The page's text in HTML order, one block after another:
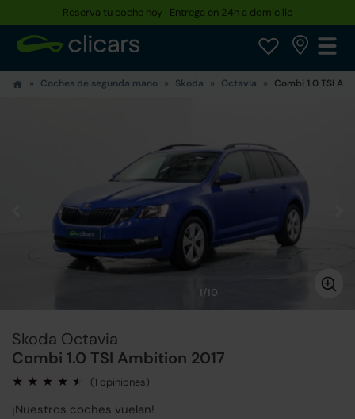
Reserva tu coche hoy · Entrega en 24h a domicilio
Coches de segunda mano Skoda Octavia Combi 1.0 TSI
1/10
Skoda Octavia
Combi 1.0 TSI Ambition 2017
(1 opiniones)
¡Nuestros coches vuelan!